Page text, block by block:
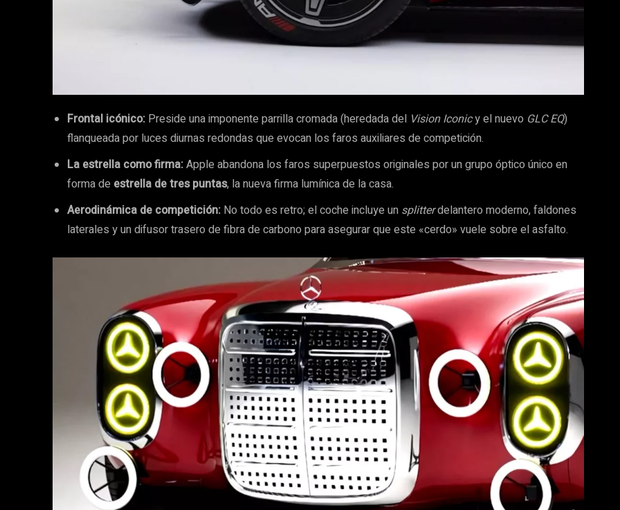
Frontal icónico: Preside una imponente parrilla cromada (heredada del Vision Iconicy el nuevo GLC EQ)
flanqueada por luces diurnas redondas que evocan los faros auxiliares de competición.
La estrella como firma:Apple abandona los faros superpuestos originales por un grupo óptico único en
forma de estrella de tres puntas, la nueva firma lumínica de la casa.
Aerodinámica de competición: No todo es retro; el coche incluye un splitterdelantero moderno, faldones
laterales y un difusor trasero de fibra de carbono para asegurar que este «cerdo» vuele sobre el asfalto.